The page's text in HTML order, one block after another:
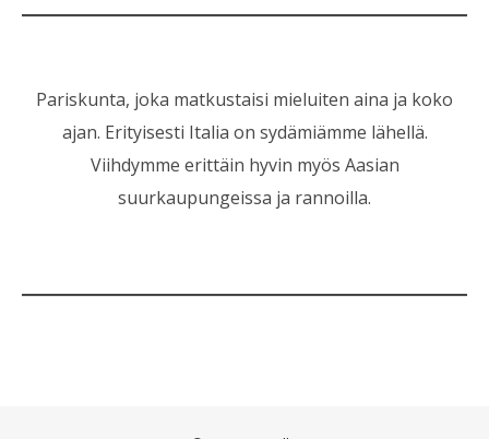
Pariskunta, joka matkustaisi mieluiten aina ja koko
ajan. Erityisesti Italia on sydämiämme lähellä.
Viihdymme erittäin hyvin myös Aasian
suurkaupungeissa ja rannoilla.